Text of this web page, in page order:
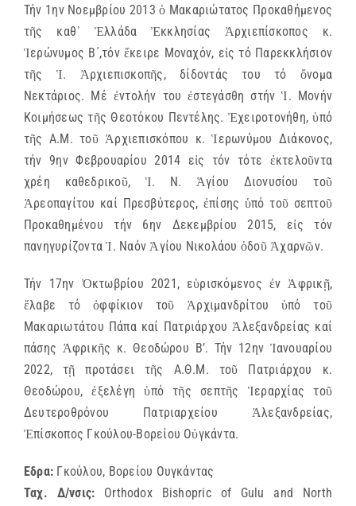
Τήν 1ην Νοεμβρίου 2013 ὁ Μακαριώτατος Προκαθήμενος
τῆς καθ᾿ Ἑλλάδα Ἐκκλησίας Ἀρχιεπίσκοπος κ.
Ἱερώνυμος Β΄,τόν ἔκειρε Μοναχόν, εἰς τό Παρεκκλήσιον
τῆς Ἱ. Ἀρχιεπισκοπῆς, δίδοντάς του τό ὄνομα
Νεκτάριος. Μέ ἐντολήν του ἐστεγάσθη στήν Ἱ. Μονήν
Κοιμήσεως τῆς Θεοτόκου Πεντέλης. Ἐχειροτονήθη, ὑπό
τῆς Α.Μ. τοῦ Ἀρχιεπισκόπου κ. Ἱερωνύμου Διάκονος,
τήν 9ην Φεβρουαρίου 2014 εἰς τόν τότε ἐκτελοῦντα
χρέη καθεδρικοῦ, Ἱ. Ν. Ἁγίου Διονυσίου τοῦ
Ἀρεοπαγίτου καί Πρεσβύτερος, ἐπίσης ὑπό τοῦ σεπτοῦ
Προκαθημένου τήν 6ην Δεκεμβρίου 2015, εἰς τόν
πανηγυρίζοντα Ἱ. Ναόν Ἁγίου Νικολάου ὁδοῦ Ἀχαρνῶν.
Τήν 17ην Ὀκτωβρίου 2021, εὑρισκόμενος ἐν Ἀφρικῇ,
ἔλαβε τό ὀφφίκιον τοῦ Ἀρχιμανδρίτου ὑπό τοῦ
Μακαριωτάτου Πάπα καί Πατριάρχου Ἀλεξανδρείας καί
πάσης Ἀφρικῆς κ. Θεοδώρου Β’. Τήν 12ην Ἰανουαρίου
2022, τῇ προτάσει τῆς Α.Θ.Μ. τοῦ Πατριάρχου κ.
Θεοδώρου, ἐξελέγη ὑπό τῆς σεπτῆς Ἱεραρχίας τοῦ
Δευτεροθρόνου Πατριαρχείου Ἀλεξανδρείας,
Ἐπίσκοπος Γκούλου-Βορείου Οὐγκάντα.
Εδρα: Γκούλου, Βορείου Ουγκάντας
Ταχ. Δ/νσις: Orthodox Bishopric of Gulu and North